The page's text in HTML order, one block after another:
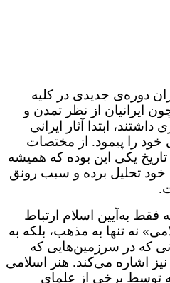
دوره‌ی جدیدی در کلیه
ایرانیان از نظر تمدن و
ابتدا آثار ایرانی
را پیمود. از مختصات
یکی این بوده که همیشه
خود تحلیل برده و سبب رونق
به‌آیین اسلام ارتباط
نه تنها به مذهب، بلکه به
که در سرزمین‌هایی که
نیز اشاره می‌کند. هنر اسلامی
توسط برخی از علمای